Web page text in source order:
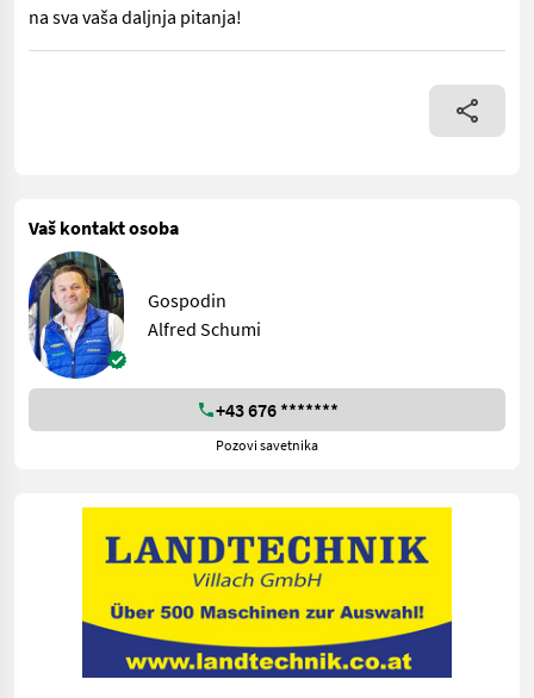
na sva vaša daljnja pitanja!
Fiat Doblo 1.6 dizel, 105 KS, 6-stupanjski ručni mjenjač, 2
Vaš kontakt osoba
Gospodin
Alfred Schumi
+43 676 *******
Pozovi savetnika